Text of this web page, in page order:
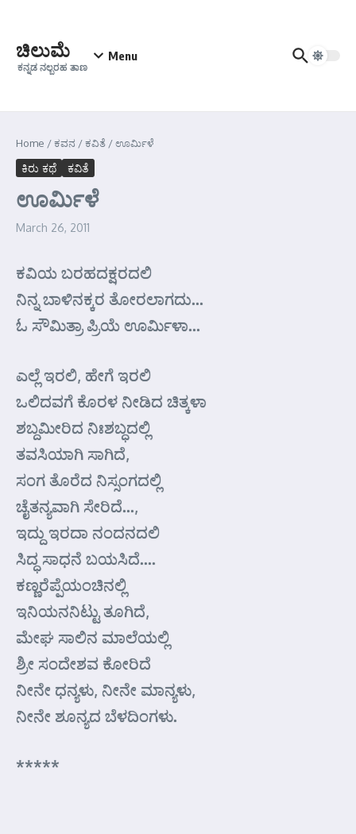
ಚಿಲುಮೆ
ಕನ್ನಡ ನಲ್ಬರಹ ತಾಣ
Menu
Home /ಕವನ /ಕವಿತೆ /ಊರ್ಮಿಳೆ
ಕಿರು ಕಥೆ ಕವಿತೆ
ಊರ್ಮಿಳೆ
March 26, 2011
ಕವಿಯ ಬರಹದಕ್ಷರದಲಿ
ನಿನ್ನ ಬಾಳಿನಕ್ಕರ ತೋರಲಾಗದು…
ಓ ಸೌಮಿತ್ರಾ ಪ್ರಿಯೆ ಊರ್ಮಿಳಾ…
ಎಲ್ಲೆ ಇರಲಿ, ಹೇಗೆ ಇರಲಿ
ಒಲಿದವಗೆ ಕೊರಳ ನೀಡಿದ ಚಿತ್ಕಳಾ
ಶಬ್ದಮೀರಿದ ನಿಃಶಬ್ಧದಲ್ಲಿ
ತವಸಿಯಾಗಿ ಸಾಗಿದೆ,
ಸಂಗ ತೊರೆದ ನಿಸ್ಸಂಗದಲ್ಲಿ
ಚೈತನ್ಯವಾಗಿ ಸೇರಿದೆ…,
ಇದ್ದು ಇರದಾ ನಂದನದಲಿ
ಸಿದ್ಧ ಸಾಧನೆ ಬಯಸಿದೆ….
ಕಣ್ಣರೆಪ್ಪೆಯಂಚಿನಲ್ಲಿ
ಇನಿಯನನಿಟ್ಟು ತೂಗಿದೆ,
ಮೇಘ ಸಾಲಿನ ಮಾಲೆಯಲ್ಲಿ
ಶ್ರೀ ಸಂದೇಶವ ಕೋರಿದೆ
ನೀನೇ ಧನ್ಯಳು, ನೀನೇ ಮಾನ್ಯಳು,
ನೀನೇ ಶೂನ್ಯದ ಬೆಳದಿಂಗಳು.
*****